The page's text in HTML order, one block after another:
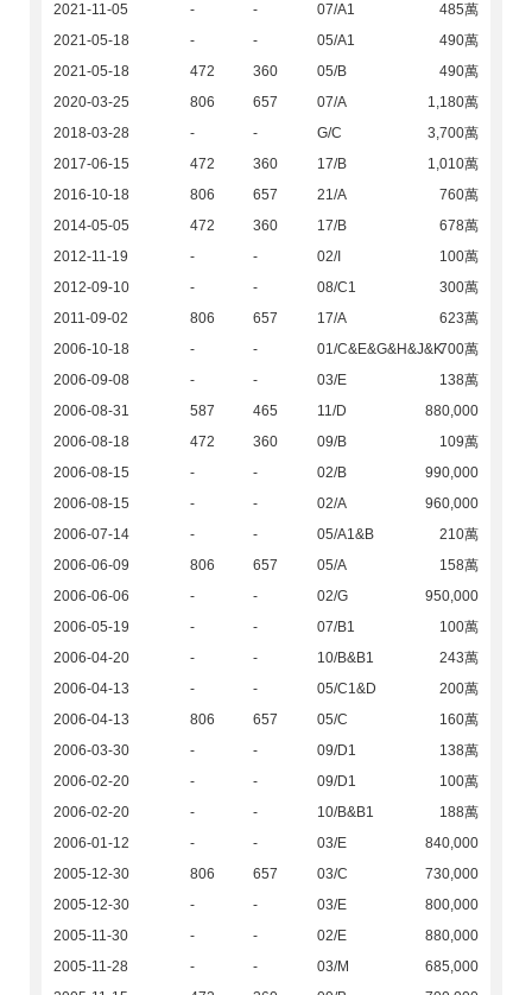
2021-11-05
- - 07/A1
485萬
2021-05-18
- - 05/A1
490萬
2021-05-18
472 360 05/B
490萬
2020-03-25
806 657 07/A
1,180萬
2018-03-28
- - G/C
3,700萬
2017-06-15
472 360 17/B
1,010萬
2016-10-18
806 657 21/A
760萬
2014-05-05
472 360 17/B
678萬
2012-11-19
- - 02/I
100萬
2012-09-10
- - 08/C1
300萬
2011-09-02
806 657 17/A
623萬
2006-10-18
- - 01/C&E&G&H&J&K700萬
2006-09-08
- - 03/E
138萬
2006-08-31
587 465 11/D
880,000
2006-08-18
472 360 09/B
109萬
2006-08-15
- - 02/B
990,000
2006-08-15
- - 02/A
960,000
2006-07-14
- - 05/A1&B
210萬
2006-06-09
806 657 05/A
158萬
2006-06-06
- - 02/G
950,000
2006-05-19
- - 07/B1
100萬
2006-04-20
- - 10/B&B1
243萬
2006-04-13
- - 05/C1&D
200萬
2006-04-13
806 657 05/C
160萬
2006-03-30
- - 09/D1
138萬
2006-02-20
- - 09/D1
100萬
2006-02-20
- - 10/B&B1
188萬
2006-01-12
- - 03/E
840,000
2005-12-30
806 657 03/C
730,000
2005-12-30
- - 03/E
800,000
2005-11-30
- - 02/E
880,000
2005-11-28
- - 03/M
685,000